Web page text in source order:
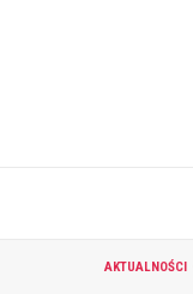
AKTUALNOŚCI